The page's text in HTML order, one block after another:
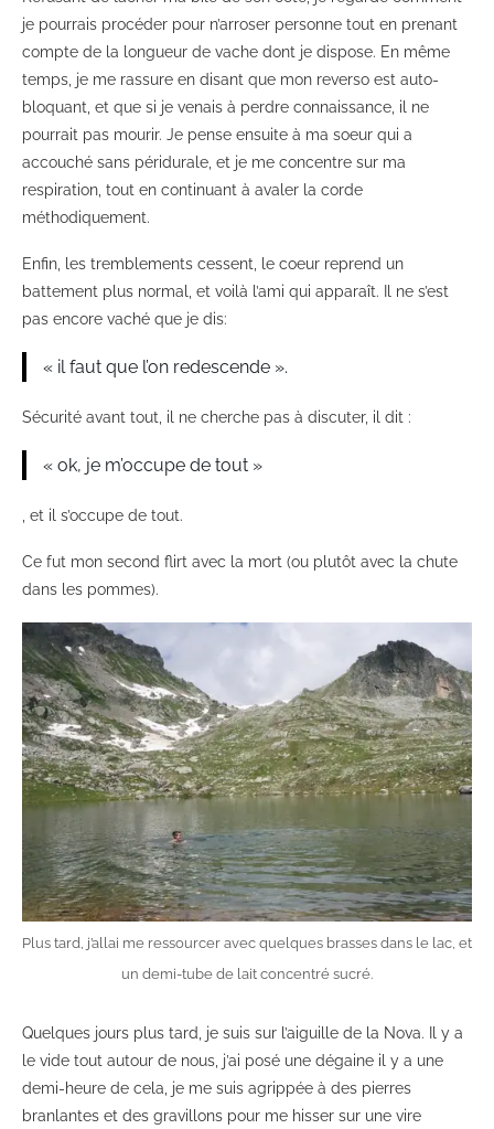
je pourrais procéder pour n’arroser personne tout en prenant
compte de la longueur de vache dont je dispose. En même
temps, je me rassure en disant que mon reverso est auto-
bloquant, et que si je venais à perdre connaissance, il ne
pourrait pas mourir. Je pense ensuite à ma soeur qui a
accouché sans péridurale, et je me concentre sur ma
respiration, tout en continuant à avaler la corde
méthodiquement.
Enfin, les tremblements cessent, le coeur reprend un
battement plus normal, et voilà l’ami qui apparaît. Il ne s’est
pas encore vaché que je dis:
« il faut que l’on redescende ».
Sécurité avant tout, il ne cherche pas à discuter, il dit :
« ok, je m’occupe de tout »
, et il s’occupe de tout.
Ce fut mon second flirt avec la mort (ou plutôt avec la chute
dans les pommes).
Plus tard, j’allai me ressourcer avec quelques brasses dans le lac, et
un demi-tube de lait concentré sucré.
Quelques jours plus tard, je suis sur l’aiguille de la Nova. Il y a
le vide tout autour de nous, j’ai posé une dégaine il y a une
demi-heure de cela, je me suis agrippée à des pierres
branlantes et des gravillons pour me hisser sur une vire